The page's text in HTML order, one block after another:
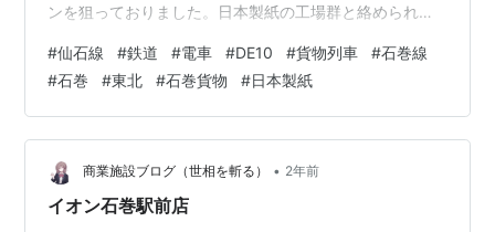
ンを狙っておりました。日本製紙の工場群と絡められる
月と一緒に切り取ってみました。 仙石線貨物支線(石巻
港)2025/1/11/16：44撮影EOSR1 RF28-70 F2L焦点距離
28mm(35mm換算)ISO 3200 ランキング参加中鉄道 ラン
キング参加中写真・カメラ ランキング参加中旅行
#仙石線 #鉄道 #電車 #DE10 #貨物列車 #石巻線
#石巻 #東北 #石巻貨物 #日本製紙
商業施設ブログ（世相を斬る） • 2年前
イオン石巻駅前店